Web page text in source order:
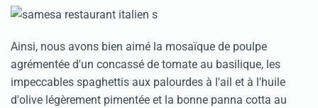
Ainsi, nous avons bien aimé la mosaïque de poulpe
agrémentée d'un concassé de tomate au basilique, les
impeccables spaghettis aux palourdes à l'ail et à l'huile
d'olive légèrement pimentée et la bonne panna cotta au